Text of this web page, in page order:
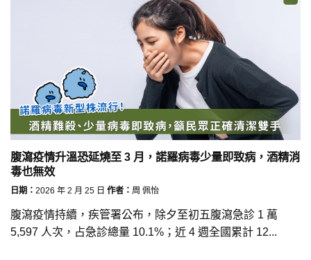
腹瀉疫情升溫恐延燒至 3 月，諾羅病毒少量即致病，酒精消
毒也無效
日期： 2026 年 2 月 25 日 作者： 周 佩怡
腹瀉疫情持續，疾管署公布，除夕至初五腹瀉急診 1 萬
5,597 人次，占急診總量 10.1%；近 4 週全國累計 12...